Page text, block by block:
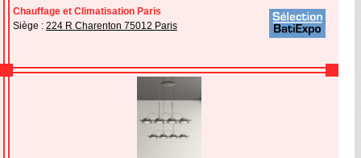
Chauffage et Climatisation Paris
Siège : 224 R Charenton 75012 Paris